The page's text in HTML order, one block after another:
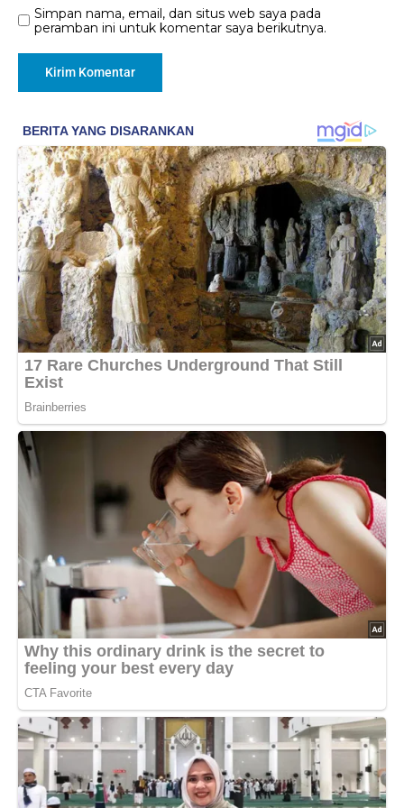
Simpan nama, email, dan situs web saya pada
peramban ini untuk komentar saya berikutnya.